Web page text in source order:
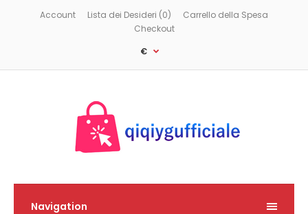
Account Lista dei Desideri (0)
Carrello della Spesa
Checkout
€
Navigation